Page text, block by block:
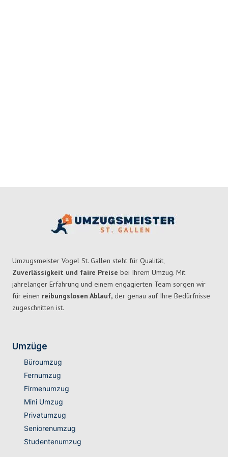
Umzugsmeister Vogel St. Gallen steht für Qualität,
Zuverlässigkeit und faire Preise bei Ihrem Umzug. Mit
jahrelanger Erfahrung und einem engagierten Team sorgen wir
für einen reibungslosen Ablauf, der genau auf Ihre Bedürfnisse
zugeschnitten ist.
Umzüge
Büroumzug
Fernumzug
Firmenumzug
Mini Umzug
Privatumzug
Seniorenumzug
Studentenumzug